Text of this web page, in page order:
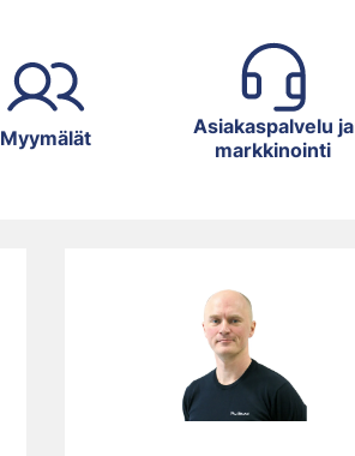
Myymälät
Asiakaspalvelu ja
markkinointi